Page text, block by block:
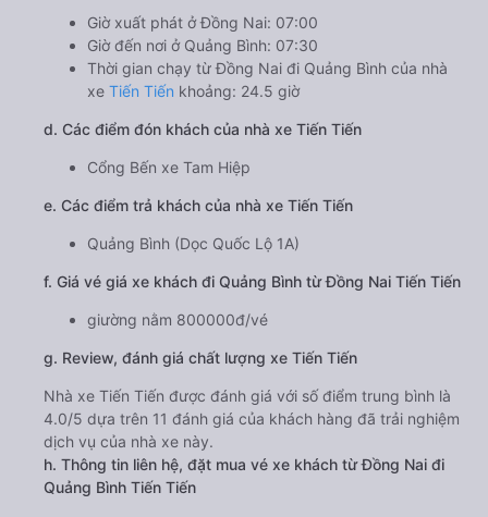
Giờ xuất phát ở Đồng Nai: 07:00
Giờ đến nơi ở Quảng Bình: 07:30
Thời gian chạy từ Đồng Nai đi Quảng Bình của nhà
xe Tiến Tiến khoảng: 24.5 giờ
d. Các điểm đón khách của nhà xe Tiến Tiến
Cổng Bến xe Tam Hiệp
e. Các điểm trả khách của nhà xe Tiến Tiến
Quảng Bình (Dọc Quốc Lộ 1A)
f. Giá vé giá xe khách đi Quảng Bình từ Đồng Nai Tiến Tiến
giường nằm 800000đ/vé
g. Review, đánh giá chất lượng xe Tiến Tiến
Nhà xe Tiến Tiến được đánh giá với số điểm trung bình là
4.0/5 dựa trên 11 đánh giá của khách hàng đã trải nghiệm
dịch vụ của nhà xe này.
h. Thông tin liên hệ, đặt mua vé xe khách từ Đồng Nai đi
Quảng Bình Tiến Tiến